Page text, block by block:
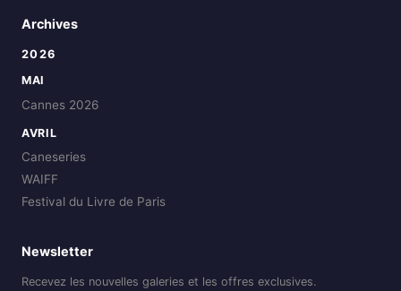
Archives
2026
MAI
Cannes 2026
AVRIL
Caneseries
WAIFF
Festival du Livre de Paris
Newsletter
Recevez les nouvelles galeries et les offres exclusives.